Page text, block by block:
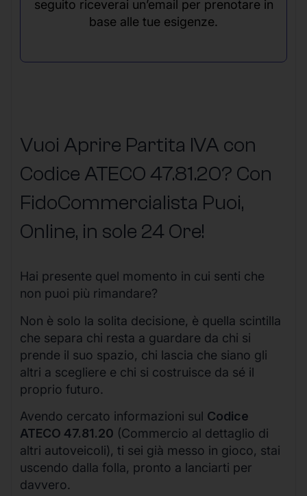
seguito riceverai un’email per prenotare in
base alle tue esigenze.
Vuoi Aprire Partita IVA con
Codice ATECO 47.81.20? Con
FidoCommercialista Puoi,
Online, in sole 24 Ore!
Hai presente quel momento in cui senti che
non puoi più rimandare?
Non è solo la solita decisione, è quella scintilla
che separa chi resta a guardare da chi si
prende il suo spazio, chi lascia che siano gli
altri a scegliere e chi si costruisce da sé il
proprio futuro.
Avendo cercato informazioni sul Codice
ATECO 47.81.20 (Commercio al dettaglio di
altri autoveicoli), ti sei già messo in gioco, stai
uscendo dalla folla, pronto a lanciarti per
davvero.